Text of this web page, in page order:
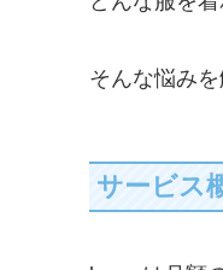
そんな悩み
サービス